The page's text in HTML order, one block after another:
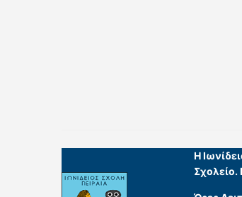
Η
Σχολείο.